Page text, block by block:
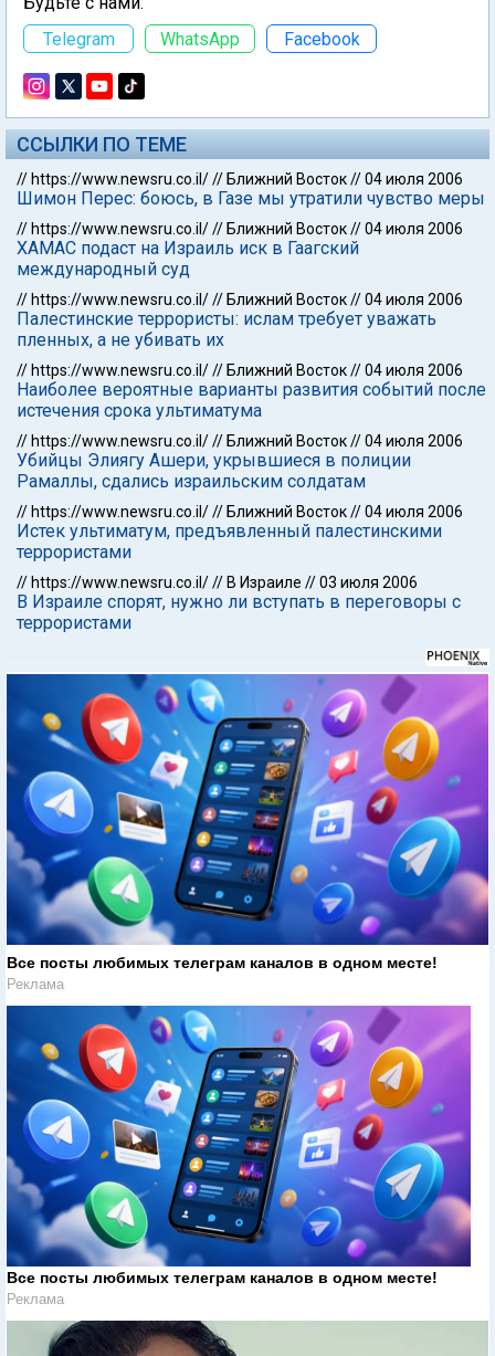
Telegram
WhatsApp Facebook
ССЫЛКИ ПО ТЕМЕ
// https://www.newsru.co.il/// Ближний Восток//04 июля 2006
Шимон Перес: боюсь, в Газе мы утратили чувство меры
// https://www.newsru.co.il/// Ближний Восток//04 июля 2006
ХАМАС подаст на Израиль иск в Гаагский
международный суд
// https://www.newsru.co.il/// Ближний Восток//04 июля 2006
Палестинские террористы: ислам требует уважать
пленных, а не убивать их
// https://www.newsru.co.il/// Ближний Восток//04 июля 2006
Наиболее вероятные варианты развития событий после
истечения срока ультиматума
// https://www.newsru.co.il/// Ближний Восток//04 июля 2006
Убийцы Элиягу Ашери, укрывшиеся в полиции
Рамаллы, сдались израильским солдатам
// https://www.newsru.co.il/// Ближний Восток//04 июля 2006
Истек ультиматум, предъявленный палестинскими
террористами
// https://www.newsru.co.il/// В Израиле //03 июля 2006
В Израиле спорят, нужно ли вступать в переговоры с
террористами
Все посты любимых телеграм каналов в одном месте!
Реклама
Все посты любимых телеграм каналов в одном месте!
Реклама